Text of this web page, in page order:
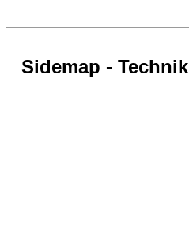
Sidemap - Technik